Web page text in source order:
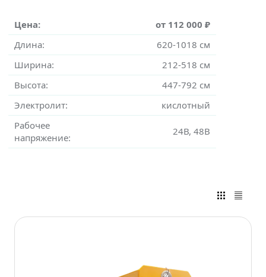
Цена:
от 112 000 ₽
Длина:
620-1018 см
Ширина:
212-518 см
Высота:
447-792 см
Электролит:
кислотный
Рабочее
напряжение:
24В, 48В